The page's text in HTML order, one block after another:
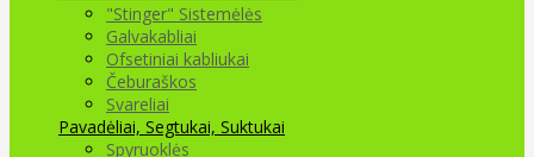
"Stinger" Sistemėlės
Galvakabliai
Ofsetiniai kabliukai
Čeburaškos
Svareliai
Pavadėliai, Segtukai, Suktukai
Spyruoklės